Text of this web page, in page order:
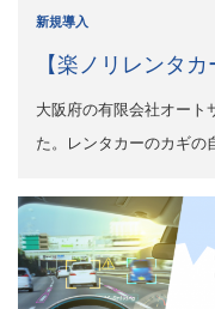
新規導入
【楽ノリレンタカ
大阪府の有限会社オート
た。レンタカーのカギの